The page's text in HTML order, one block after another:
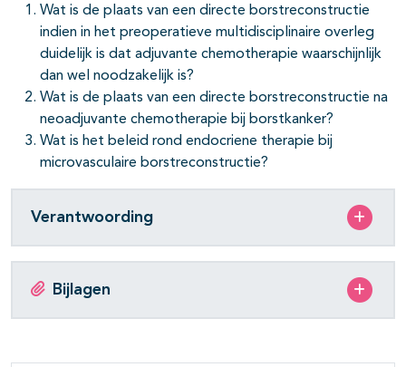
open- en dichtklappen
open- en dichtklappen
Wat is de plaats van een directe borstreconstructie
indien in het preoperatieve multidisciplinaire overleg
duidelijk is dat adjuvante chemotherapie waarschijnlijk
dan wel noodzakelijk is?
Wat is de plaats van een directe borstreconstructie na
neoadjuvante chemotherapie bij borstkanker?
Wat is het beleid rond endocriene therapie bij
microvasculaire borstreconstructie?
Verantwoording
Bijlagen